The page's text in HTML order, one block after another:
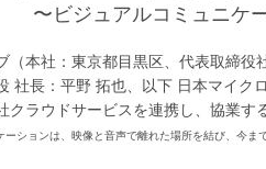
〜ビジュアルコミュニケ
（本社：東京都目黒区、代表取締
社長：平野 拓也、以下 日本マイ
クラウドサービスを連携し、協業す
ーションは、映像と音声で離れた場所を結び、今